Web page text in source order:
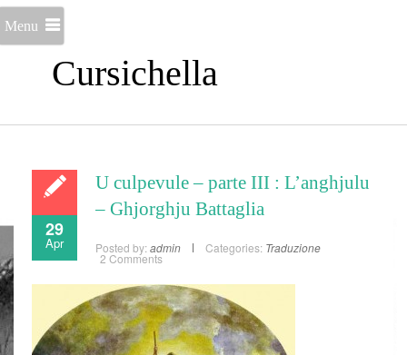
Cursichella
Menu
29
Apr
U culpevule – parte III : L’anghjulu
– Ghjorghju Battaglia
Posted by: admin Categories: Traduzione
2 Comments